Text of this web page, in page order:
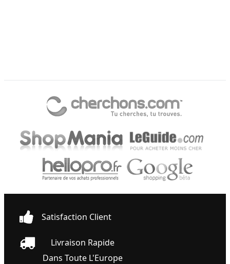
Satisfaction Client
Livraison Rapide
Dans Toute L'Europe